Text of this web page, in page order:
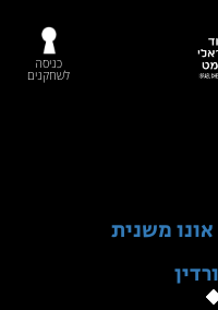
כניסה
לשחקנים
משנית